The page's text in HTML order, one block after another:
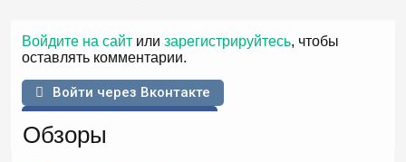
Войдите на сайт или зарегистрируйтесь, чтобы
оставлять комментарии.
Войти через Вконтакте
Обзоры